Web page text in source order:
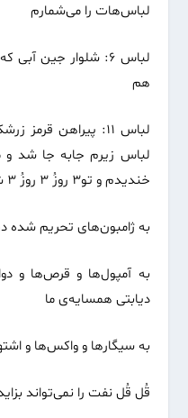
لباس‌هات را می‌شمارم
لباس ۶: شلوار جین
هم
لباس ۱۱: پیراهن
خندیدم و تو۳ روزُ ۳ روزُ ۳ شب در کاسه‌ی توالت عق زدی
به ژامبون‌های تحریم شده
به آمپول‌ها و قرص‌ها و
دیابتی همسایه‌ی ما
به سیگارها و واکس‌ها و
قُل قُل نفت را نمی‌تواند